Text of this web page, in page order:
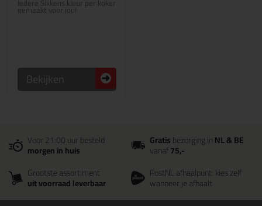
Iedere Sikkens kleur per koker
gemaakt voor jou!
Bekijken
Voor 21:00 uur besteld
morgen in huis
Gratisbezorging inNL & BE
vanaf75,-
Grootste assortiment
uit voorraad leverbaar
PostNL afhaalpunt: kies zelf
wanneer je afhaalt